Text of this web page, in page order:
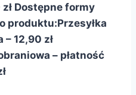
Dostępne formy
produktu:Przesyłka
12,90 zł
– płatność